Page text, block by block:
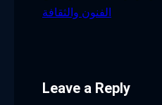
الفنون والثقافة
Leave a Reply